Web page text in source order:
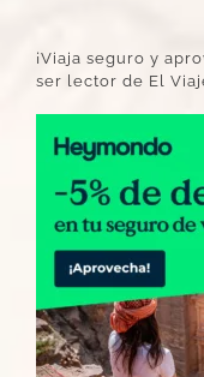
¡Viaja seguro y
ser lector de El